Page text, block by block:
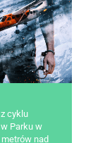
cyklu
Parku w
nad